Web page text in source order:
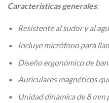
Caracteristicas generales:
Resistente al sudor y al
Incluye micrófono para
Diseño ergonómico de
Auriculares magnéticos
Unidad dinámica de 8 mm